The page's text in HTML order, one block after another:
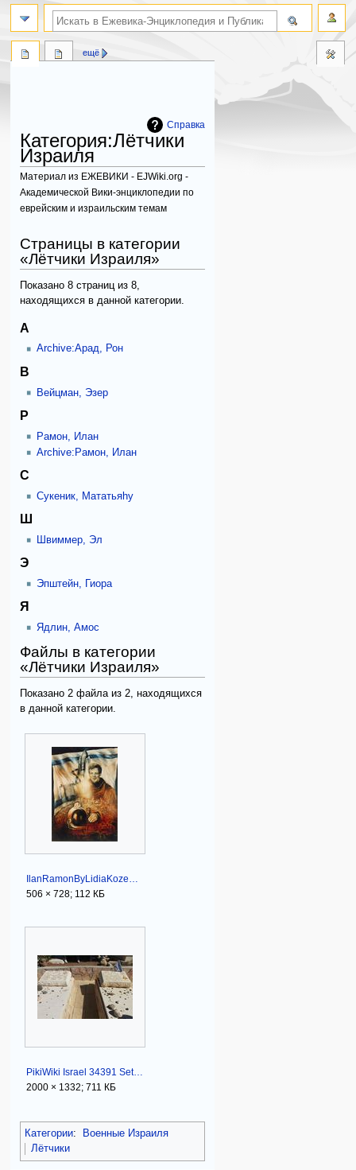
Справка
Категория:Лётчики
Израиля
Материал из ЕЖЕВИКИ - EJWiki.org -
Академической Вики-энциклопедии по
еврейским и израильским темам
к
навигации
к
поиску
Страницы в категории
«Лётчики Израиля»
Показано 8 страниц из 8,
находящихся в данной категории.
А
Archive:Арад, Рон
В
Вейцман, Эзер
Р
Рамон, Илан
Archive:Рамон, Илан
С
Сукеник, Мататьяhу
Ш
Швиммер, Эл
Э
Эпштейн, Гиора
Я
Ядлин, Амос
Файлы в категории
«Лётчики Израиля»
Показано 2 файла из 2, находящихся
в данной категории.
IlanRamonByLidiaKozenitzky.jpg
506 × 728; 112 КБ
PikiWiki Israel 34391 Settlements in Israel.JPG
2000 × 1332; 711 КБ
Категории:
Военные Израиля
Лётчики
ещё
поиск по словам